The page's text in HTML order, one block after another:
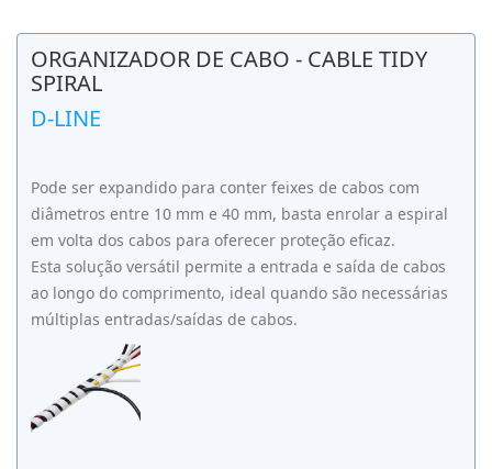
ORGANIZADOR DE CABO - CABLE TIDY
SPIRAL
D-LINE
Pode ser expandido para conter feixes de cabos com
diâmetros entre 10 mm e 40 mm, basta enrolar a espiral
em volta dos cabos para oferecer proteção eficaz.
Esta solução versátil permite a entrada e saída de cabos
ao longo do comprimento, ideal quando são necessárias
múltiplas entradas/saídas de cabos.